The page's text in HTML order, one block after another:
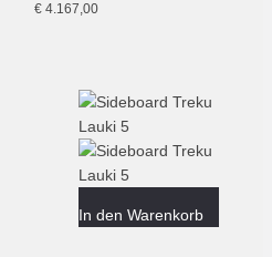
€4.167,00
In den Warenkorb